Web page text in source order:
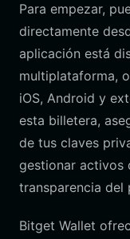
Para empezar,
directamente
aplicación está
multiplataforma,
iOS, Android y
esta billetera,
de tus claves
gestionar activos
transparencia
Bitget Wallet